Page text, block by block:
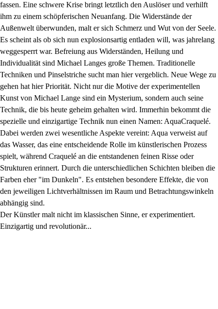
fassen. Eine schwere Krise bringt letztlich den Auslöser und verhilft
ihm zu einem schöpferischen Neuanfang. Die Widerstände der
Außenwelt überwunden, malt er sich Schmerz und Wut von der Seele.
Es scheint als ob sich nun explosionsartig entladen will, was jahrelang
weggesperrt war. Befreiung aus Widerständen, Heilung und
Individualität sind Michael Langes große Themen. Traditionelle
Techniken und Pinselstriche sucht man hier vergeblich. Neue Wege zu
gehen hat hier Priorität. Nicht nur die Motive der experimentellen
Kunst von Michael Lange sind ein Mysterium, sondern auch seine
Technik, die bis heute geheim gehalten wird. Immerhin bekommt die
spezielle und einzigartige Technik nun einen Namen: AquaCraquelé.
Dabei werden zwei wesentliche Aspekte vereint: Aqua verweist auf
das Wasser, das eine entscheidende Rolle im künstlerischen Prozess
spielt, während Craquelé an die entstandenen feinen Risse oder
Strukturen erinnert. Durch die unterschiedlichen Schichten bleiben die
Farben eher "im Dunkeln". Es entstehen besondere Effekte, die von
den jeweiligen Lichtverhältnissen im Raum und Betrachtungswinkeln
abhängig sind.
Der Künstler malt nicht im klassischen Sinne, er experimentiert.
Einzigartig und revolutionär...